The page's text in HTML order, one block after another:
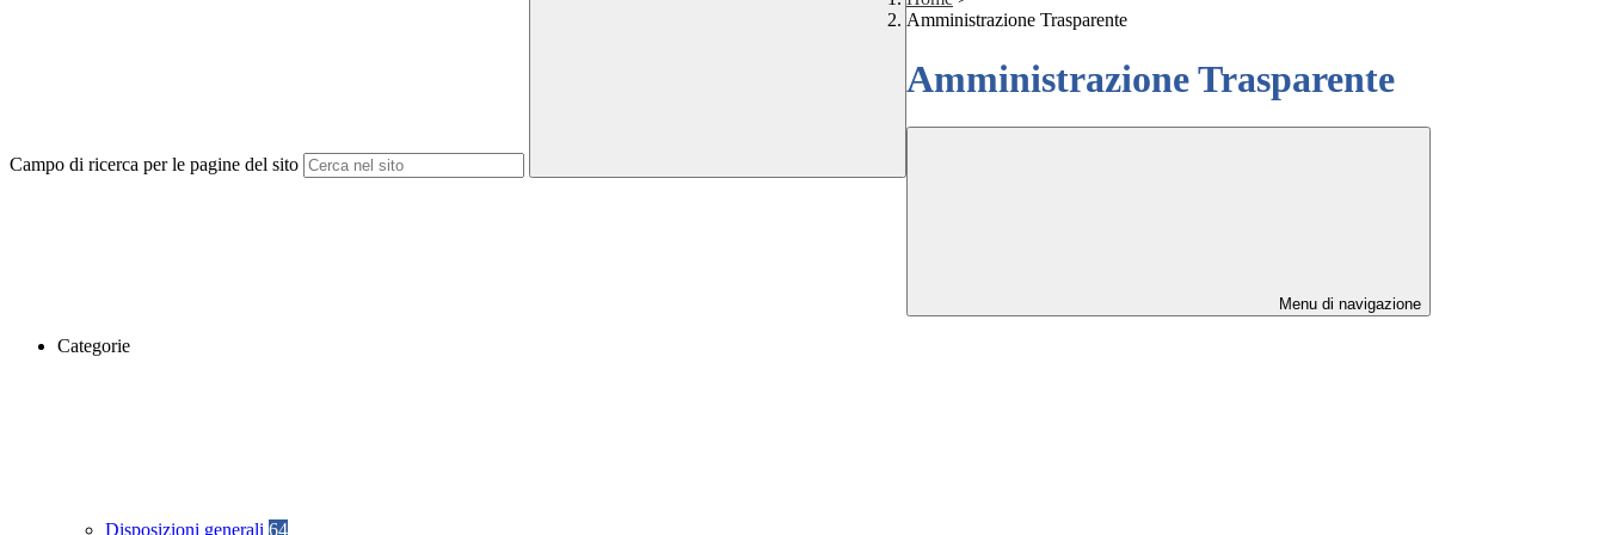
Campo di ricerca per le pagine del sito
Amministrazione Trasparente
Amministrazione Trasparente
Menu di navigazione
Categorie
Disposizioni generali 64